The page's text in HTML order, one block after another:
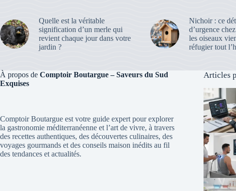
Quelle est la véritable
signification d’un merle qui
revient chaque jour dans votre
jardin ?
Nichoir : ce
d’urgence
les oiseaux
réfugier tout
À propos de Comptoir Boutargue – Saveurs du Sud
Exquises
Comptoir Boutargue est votre guide expert pour explorer
la gastronomie méditerranéenne et l’art de vivre, à travers
des recettes authentiques, des découvertes culinaires, des
voyages gourmands et des conseils maison inédits au fil
des tendances et actualités.
Articles